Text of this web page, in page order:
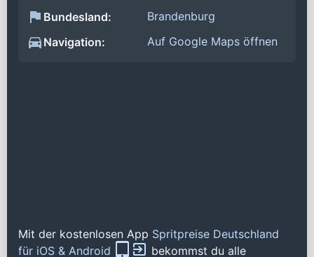
Bundesland:
Brandenburg
Navigation:
Auf Google Maps öffnen
Mit der kostenlosen App Spritpreise Deutschland
für iOS & Android
bekommst du alle